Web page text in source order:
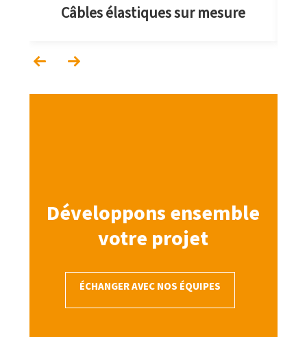
Câbles élastiques sur mesure
Développons ensemble
votre projet
ÉCHANGER AVEC NOS ÉQUIPES